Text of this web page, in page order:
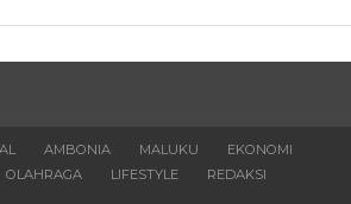
AMBONIA MALUKU
EKONOMI
OLAHRAGA LIFESTYLE REDAKSI